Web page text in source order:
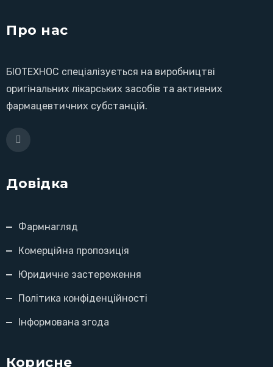
Про нас
БІОТЕХНОС спеціалізується на виробництві
оригінальних лікарських засобів та активних
фармацевтичних субстанцій.
Довідка
Фармнагляд
Комерційна пропозиція
Юридичне застереження
Політика конфіденційності
Інформована згода
Корисне